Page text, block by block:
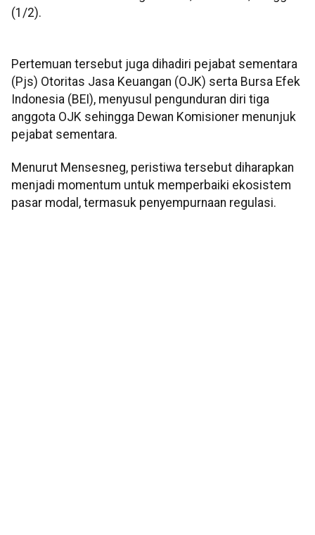
(1/2).
Pertemuan tersebut juga dihadiri pejabat sementara
(Pjs) Otoritas Jasa Keuangan (OJK) serta Bursa Efek
Indonesia (BEI), menyusul pengunduran diri tiga
anggota OJK sehingga Dewan Komisioner menunjuk
pejabat sementara.
Menurut Mensesneg, peristiwa tersebut diharapkan
menjadi momentum untuk memperbaiki ekosistem
pasar modal, termasuk penyempurnaan regulasi.